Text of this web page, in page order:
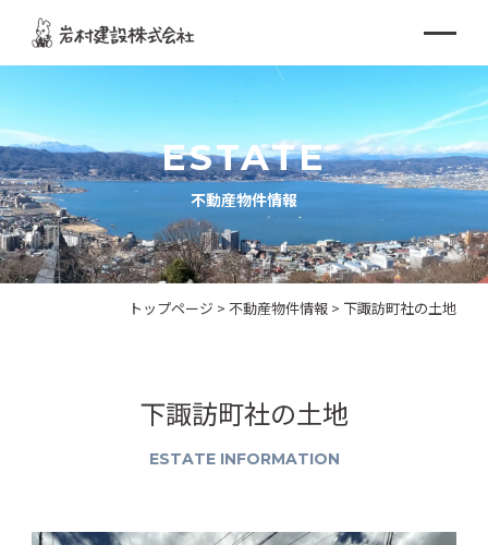
ESTATE
不動産物件情報
トップページ >不動産物件情報 > 下諏訪町社の土地
下諏訪町社の土地
ESTATE INFORMATION